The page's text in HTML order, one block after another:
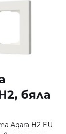
бяла
Aqara H2 EU